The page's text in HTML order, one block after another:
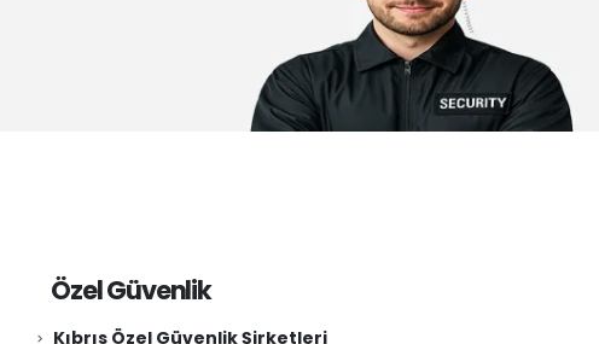
Özel Güvenlik
Kıbrıs Özel Güvenlik Şirketleri